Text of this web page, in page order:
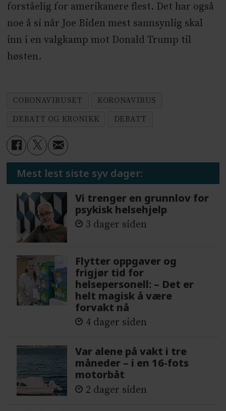
forståelig for amerikanere flest. Det har også
noe å si når Joe Biden mest sannsynlig skal
inn i en valgkamp mot Donald Trump til
høsten.
CORONAVIRUSET
KORONAVIRUS
DEBATT OG KRONIKK
DEBATT
Mest lest siste syv dager:
Vi trenger en grunnlov for
psykisk helsehjelp
3 dager siden
Flytter oppgaver og
frigjør tid for
helsepersonell: – Det er
helt magisk å være
forvakt nå
4 dager siden
Var alene på vakt i tre
måneder – i en 16-fots
motorbåt
2 dager siden